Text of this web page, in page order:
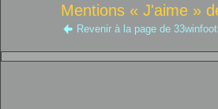
Mentions « J'aime »
Revenir à la page de